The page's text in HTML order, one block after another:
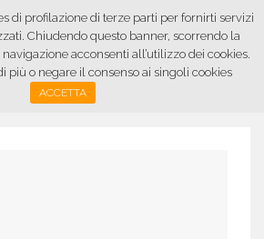
di profilazione di terze parti per fornirti servizi
Chiudendo questo banner, scorrendo la
acconsenti all’utilizzo dei cookies.
più o negare il consenso ai singoli cookies
ACCETTA